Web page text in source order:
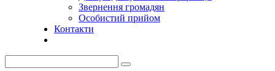
Звернення громадян
Особистий прийом
Контакти